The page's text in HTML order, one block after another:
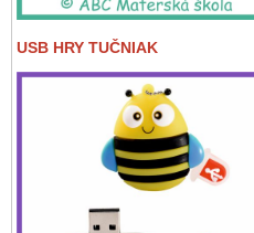
USB HRY TUČNIAK